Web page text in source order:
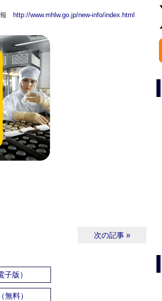
報
http://www.mhlw.go.jp/new-info/index.html
次の記事 »
版）
無料）